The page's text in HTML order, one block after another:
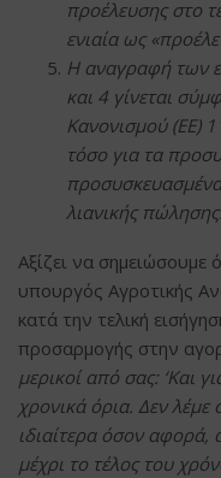
προέλευσης στο
ενιαία ως
Η αναγραφή των
και 4 γίνεται
Κανονισμού (ΕΕ)
τόσο για τα
λιανικής πώλησης.
Αξίζει να σημειώσουμε
υπουργός Αγροτικής
κατά την τελική
προσαρμογής στην
μερικοί από σας: ‘Και
χρονικά όρια. Δεν λέμε
ιδιαίτερα όσον
μέχρι το τέλος του